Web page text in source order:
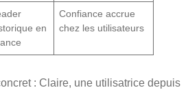
en
Confiance accrue
chez les utilisateurs
: Claire, une utilisatrice depuis